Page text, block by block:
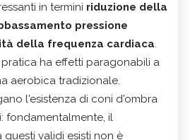
in termini riduzione della
pressione
della frequenza cardiaca.
ha effetti paragonabili a
aerobica tradizionale.
l'esistenza di coni d'ombra
fondamentalmente, il
validi esisti non è